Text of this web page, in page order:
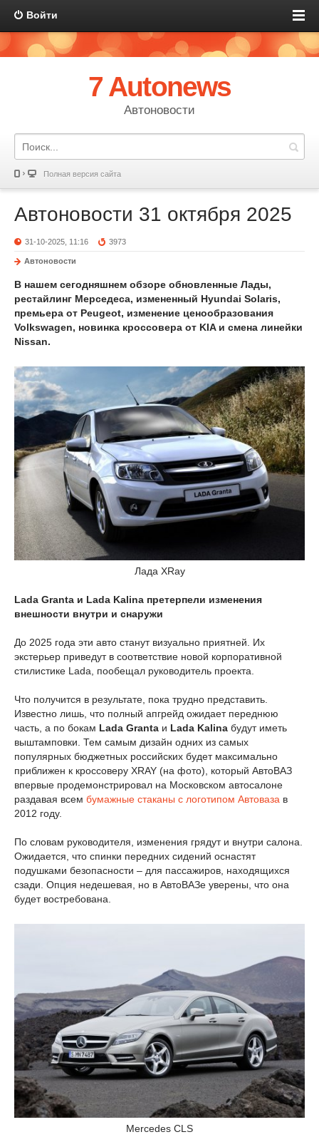
Войти
7 Autonews
Автоновости
Полная версия сайта
Автоновости 31 октября 2025
31-10-2025, 11:16 3973
Автоновости
В нашем сегодняшнем обзоре обновленные Лады,
рестайлинг Мерседеса, измененный Hyundai Solaris,
премьера от Peugeot, изменение ценообразования
Volkswagen, новинка кроссовера от KIA и смена линейки
Nissan.
Лада XRay
Lada Granta и Lada Kalina претерпели изменения
внешности внутри и снаружи
До 2025 года эти авто станут визуально приятней. Их
экстерьер приведут в соответствие новой корпоративной
стилистике Lada, пообещал руководитель проекта.
Что получится в результате, пока трудно представить.
Известно лишь, что полный апгрейд ожидает переднюю
часть, а по бокам Lada Granta и Lada Kalina будут иметь
выштамповки. Тем самым дизайн одних из самых
популярных бюджетных российских будет максимально
приближен к кроссоверу XRAY (на фото), который АвтоВАЗ
впервые продемонстрировал на Московском автосалоне
раздавая всем бумажные стаканы с логотипом Автоваза в
2012 году.
По словам руководителя, изменения грядут и внутри салона.
Ожидается, что спинки передних сидений оснастят
подушками безопасности – для пассажиров, находящихся
сзади. Опция недешевая, но в АвтоВАЗе уверены, что она
будет востребована.
Mercedes CLS